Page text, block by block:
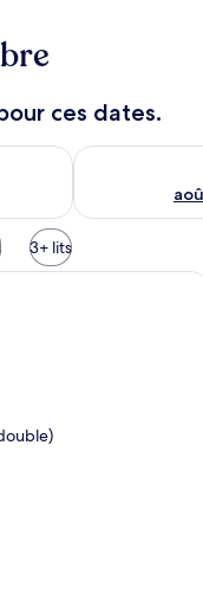
ces dates.
août 8 - août 9
Vérifier la
3+ lits
cuisine spacieuse dotée